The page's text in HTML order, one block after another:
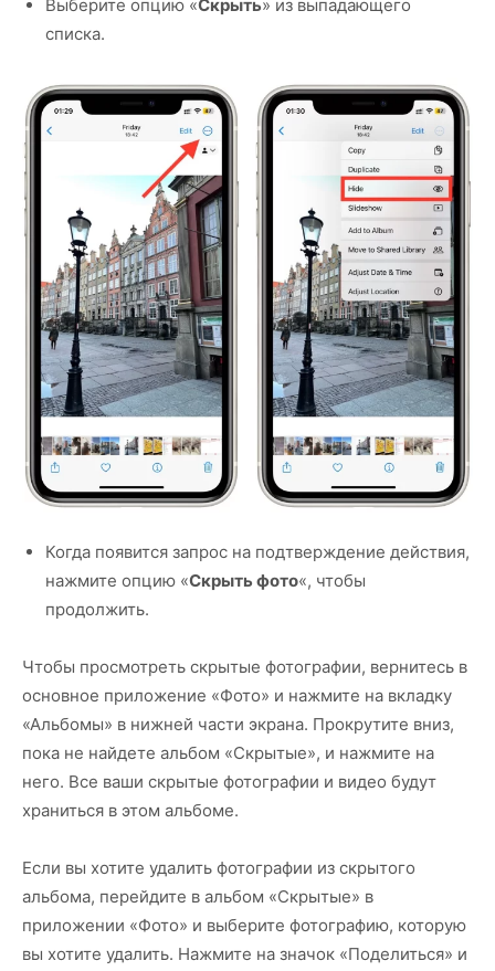
Выберите опцию «Скрыть» из выпадающего
списка.
Когда появится запрос на подтверждение действия,
нажмите опцию «Скрыть фото«, чтобы
продолжить.
Чтобы просмотреть скрытые фотографии, вернитесь в
основное приложение «Фото» и нажмите на вкладку
«Альбомы» в нижней части экрана. Прокрутите вниз,
пока не найдете альбом «Скрытые», и нажмите на
него. Все ваши скрытые фотографии и видео будут
храниться в этом альбоме.
Если вы хотите удалить фотографии из скрытого
альбома, перейдите в альбом «Скрытые» в
приложении «Фото» и выберите фотографию, которую
вы хотите удалить. Нажмите на значок «Поделиться» и